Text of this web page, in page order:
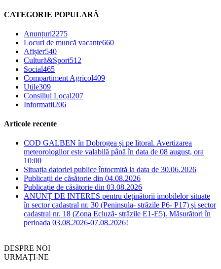
CATEGORIE POPULARĂ
Anunțuri2275
Locuri de muncă vacante660
Afișier540
Cultură&Sport512
Social465
Compartiment Agricol409
Utile309
Consiliul Local207
Informatii206
Articole recente
COD GALBEN în Dobrogea și pe litoral. Avertizarea
meteorologilor este valabilă până în data de 08 august, ora
10:00
Situația datoriei publice întocmită la data de 30.06.2026
Publicații de căsătorie din 04.08.2026
Publicație de căsătorie din 03.08.2026
ANUNȚ DE INTERES pentru deținătorii imobilelor situate
în sector cadastral nr. 30 (Peninsula- străzile P6- P17) și sector
cadastral nr. 18 (Zona Ecluză- străzile E1-E5). Măsurători în
perioada 03.08.2026-07.08.2026!
DESPRE NOI
URMAȚI-NE